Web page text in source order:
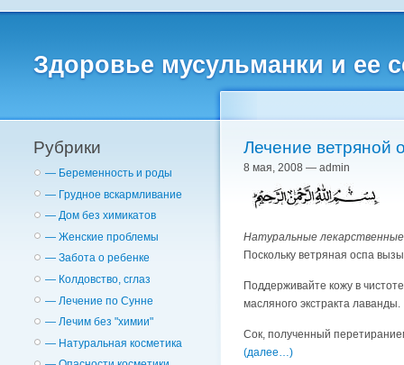
Здоровье мусульманки и ее
Рубрики
— Беременность и роды
— Грудное вскармливание
— Дом без химикатов
— Женские проблемы
— Забота о ребенке
— Колдовство, сглаз
— Лечение по Сунне
— Лечим без "химии"
— Натуральная косметика
Лечение ветряной
8 мая, 2008 — admin
Натуральные
Поскольку ветряная оспа
Поддерживайте кожу в
масляного экстракта лаванды.
Сок, полученный
(далее…)